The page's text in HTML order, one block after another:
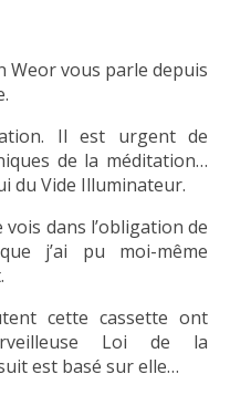
Weor vous parle depuis
Il est urgent de
de la méditation…
du Vide Illuminateur.
dans l’obligation de
j’ai pu moi-même
cette cassette ont
Loi de la
est basé sur elle…